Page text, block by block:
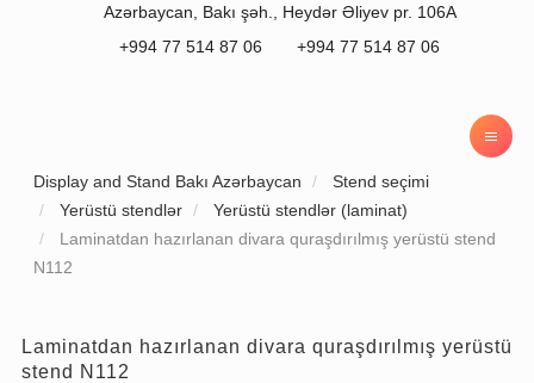
Azərbaycan Bakı şəh., Heydər Əliyev pr. 106A
+994 77 514 87 06
+994 77 514 87 06
Display and Stand Bakı Azərbaycan
Stend seçimi
Yerüstü stendlər
Yerüstü stendlər (laminat)
Laminatdan hazırlanan divara quraşdırılmış yerüstü stend
N112
Laminatdan hazırlanan divara quraşdırılmış yerüstü
stend N112